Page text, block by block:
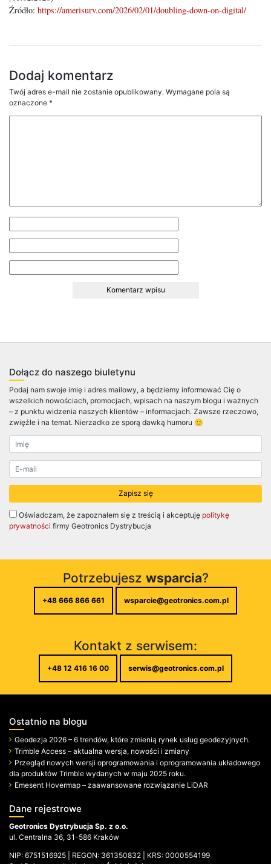
Źródło: https://amerisurv.com/2026/02/01/doubling-down-on-digital/
Dodaj komentarz
Twój adres e-mail nie zostanie opublikowany. Wymagane pola są
oznaczone *
Dołącz do naszego biuletynu
Podaj nam swoje imię i adres mailowy, a będziemy informować Cię o
wszelkich nowościach, promocjach, wpisach na naszym blogu i ważnych
– z punktu widzenia naszych klientów – informacjach. Zawsze rzeczowo,
zwięźle i na temat. Nierzadko ze sporą dawką humoru 🙂
Oświadczam, że zapoznałem się z treścią i akceptuję politykę
prywatności firmy Geotronics Dystrybucja
Potrzebujesz wsparcia?
+48 666 866 661 wsparcie@geotronics.com.pl
Kontakt z serwisem:
+48 12 416 16 00 serwis@geotronics.com.pl
Ostatnio na blogu
Geodezja 2026 – 6 trendów, które zmienią rynek usług geodezyjnych.
Trimble Access – aktualna wersja, nowości i zmiany
Przegląd nowych wersji oprogramowania i oprogramowania układowego
dla produktów Trimble wydanych w maju 2025 roku.
Emesent Hovermap – zaawansowane rozwiązanie LiDAR
Dane rejestrowe
Geotronics Dystrybucja Sp. z o.o.
ul. Centralna 36, 31-586 Kraków
NIP: 6751516925 | REGON: 361350832 | KRS: 0000554199